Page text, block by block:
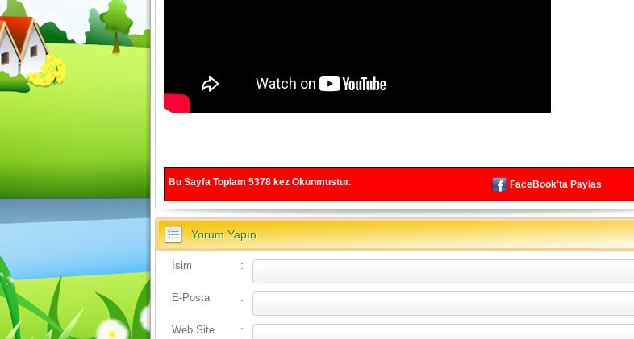
Bu Sayfa Toplam 5378kez Okunmustur. FaceBook'ta Paylas
Yorum Yapın
İsim :
E-Posta :
Web Site :